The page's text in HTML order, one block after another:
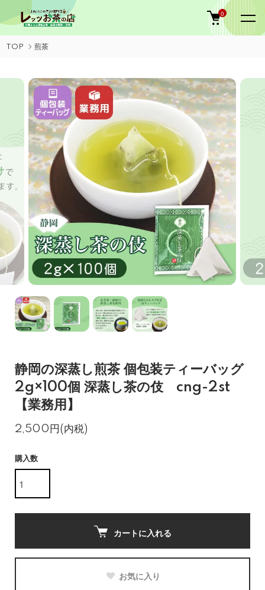
0
TOP 煎茶
静岡の深蒸し煎茶 個包装ティーバッグ
2g×100個 深蒸し茶の伎 cng-2st
【業務用】
2,500円(内税)
購入数
カートに入れる
お気に入り